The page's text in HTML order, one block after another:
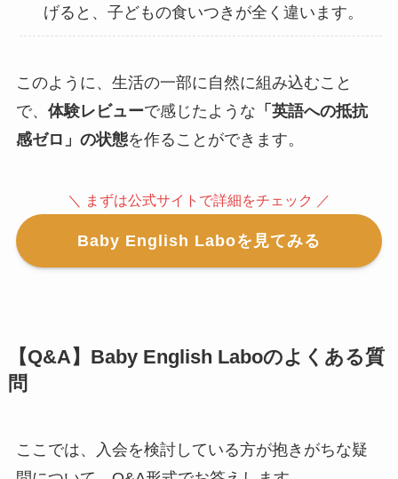
げると、子どもの食いつきが全く違います。
このように、生活の一部に自然に組み込むこと
で、 体験レビューで感じたような 「英語への抵抗
感ゼロ」の状態を作ることができます。
＼ まずは公式サイトで詳細をチェック ／
Baby English Laboを見てみる
【Q&A】Baby English Laboのよくある質
問
ここでは、入会を検討している方が抱きがちな疑